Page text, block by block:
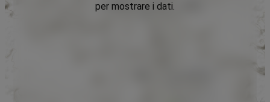
per mostrare i dati.